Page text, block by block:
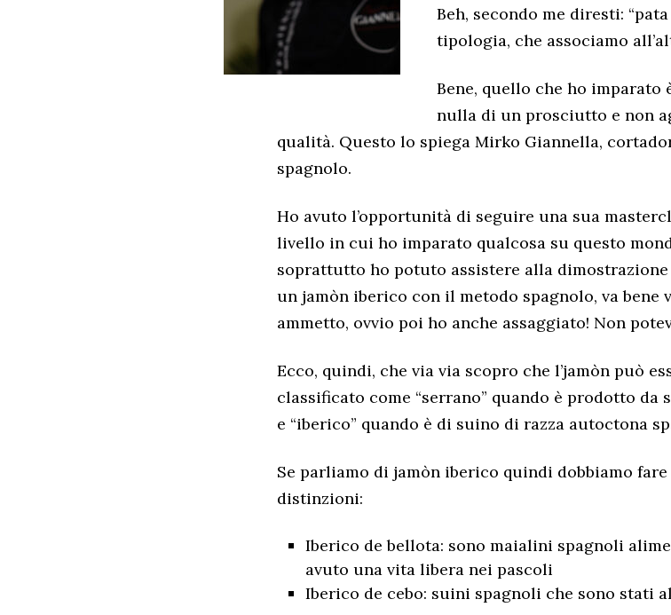
Beh, secondo me diresti:
tipologia, che associamo
Bene, quello che ho imparato
nulla di un prosciutto e non
qualità. Questo lo spiega Mirko Giannella,
spagnolo.
Ho avuto l’opportunità di seguire una sua
livello in cui ho imparato qualcosa su questo
soprattutto ho potuto assistere alla
un jamòn iberico con il metodo spagnolo, va bene
ammetto, ovvio poi ho anche assaggiato! Non
Ecco, quindi, che via via scopro che l’jamòn può
classificato come “serrano” quando è prodotto da
e “iberico” quando è di suino di razza autoctona
Se parliamo di jamòn iberico quindi dobbiamo
distinzioni:
Iberico de bellota: sono maialini spagnoli
avuto una vita libera nei pascoli
Iberico de cebo: suini spagnoli che sono stati